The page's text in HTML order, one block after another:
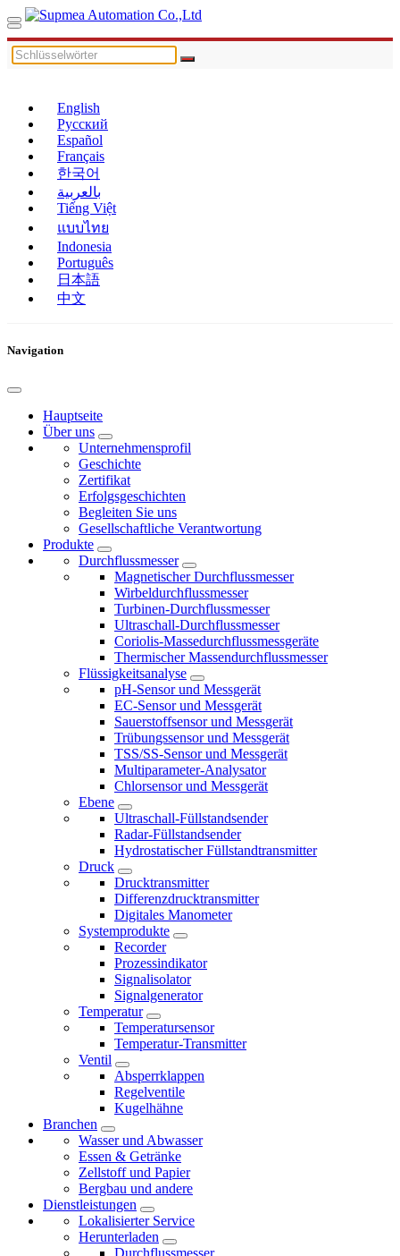
English
Русский
Español
Français
한국어
بالعربية
Tiếng Việt
แบบไทย
Indonesia
Português
日本語
中文
Navigation
Hauptseite
Über uns
Unternehmensprofil
Geschichte
Zertifikat
Erfolgsgeschichten
Begleiten Sie uns
Gesellschaftliche Verantwortung
Produkte
Durchflussmesser
Magnetischer Durchflussmesser
Wirbeldurchflussmesser
Turbinen-Durchflussmesser
Ultraschall-Durchflussmesser
Coriolis-Massedurchflussmessgeräte
Thermischer Massendurchflussmesser
Flüssigkeitsanalyse
pH-Sensor und Messgerät
EC-Sensor und Messgerät
Sauerstoffsensor und Messgerät
Trübungssensor und Messgerät
TSS/SS-Sensor und Messgerät
Multiparameter-Analysator
Chlorsensor und Messgerät
Ebene
Ultraschall-Füllstandsender
Radar-Füllstandsender
Hydrostatischer Füllstandtransmitter
Druck
Drucktransmitter
Differenzdrucktransmitter
Digitales Manometer
Systemprodukte
Recorder
Prozessindikator
Signalisolator
Signalgenerator
Temperatur
Temperatursensor
Temperatur-Transmitter
Ventil
Absperrklappen
Regelventile
Kugelhähne
Branchen
Wasser und Abwasser
Essen & Getränke
Zellstoff und Papier
Bergbau und andere
Dienstleistungen
Lokalisierter Service
Herunterladen